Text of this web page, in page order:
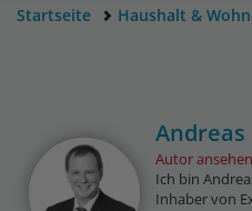
Startseite Haushalt &
Autor ansehen
Ich bin
Inhaber von